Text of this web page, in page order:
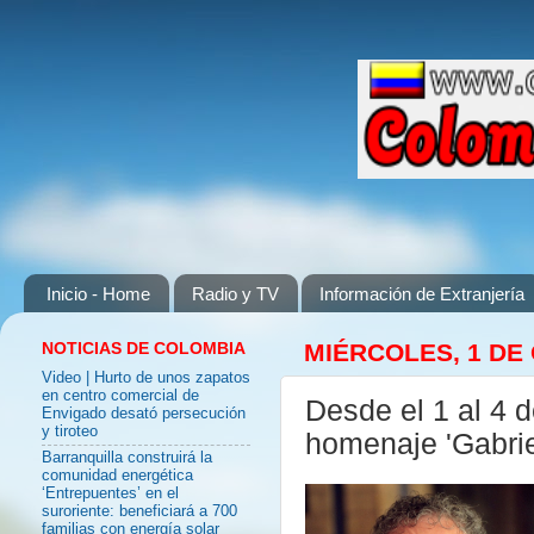
Inicio - Home Radio y TV Información de Extranjería
MIÉRCOLES, 1 DE
Desde el 1 al 4
homenaje
NOTICIAS DE COLOMBIA
Video | Hurto de unos zapatos
en centro comercial de
Envigado desató persecución
y tiroteo
Barranquilla construirá la
comunidad energética
‘Entrepuentes’ en el
suroriente: beneficiará a 700
familias con energía solar